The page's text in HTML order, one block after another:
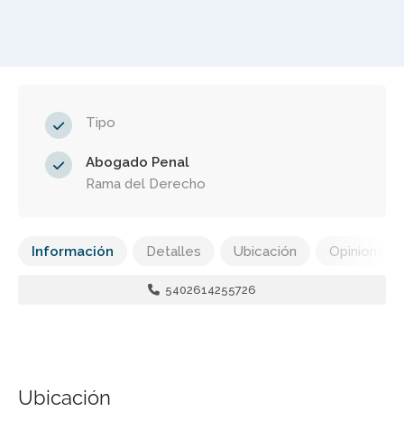
Tipo
Abogado Penal
Rama del Derecho
Información Detalles Ubicación Opiniones
5402614255726
Ubicación